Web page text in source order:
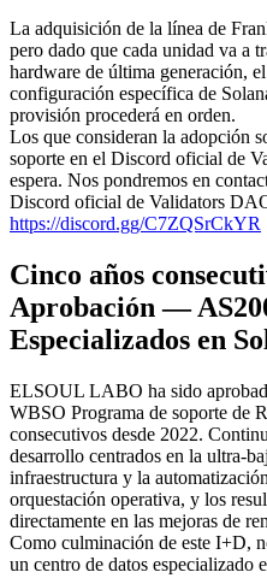
La adquisición de la línea de
pero dado que cada unidad va a
hardware de última generación,
configuración específica de
provisión procederá en orden.
Los que consideran la adopción
soporte en el Discord oficial de
espera. Nos pondremos en
Discord oficial de Validators
https://discord.gg/C7ZQSrCkYR
Cinco años
Aprobación —
Especializados en
ELSOUL LABO ha sido
WBSO Programa de soporte de
consecutivos desde 2022.
desarrollo centrados en la ultra-
infraestructura y la
orquestación operativa, y los
directamente en las mejoras de
Como culminación de este I+D,
un centro de datos especializado